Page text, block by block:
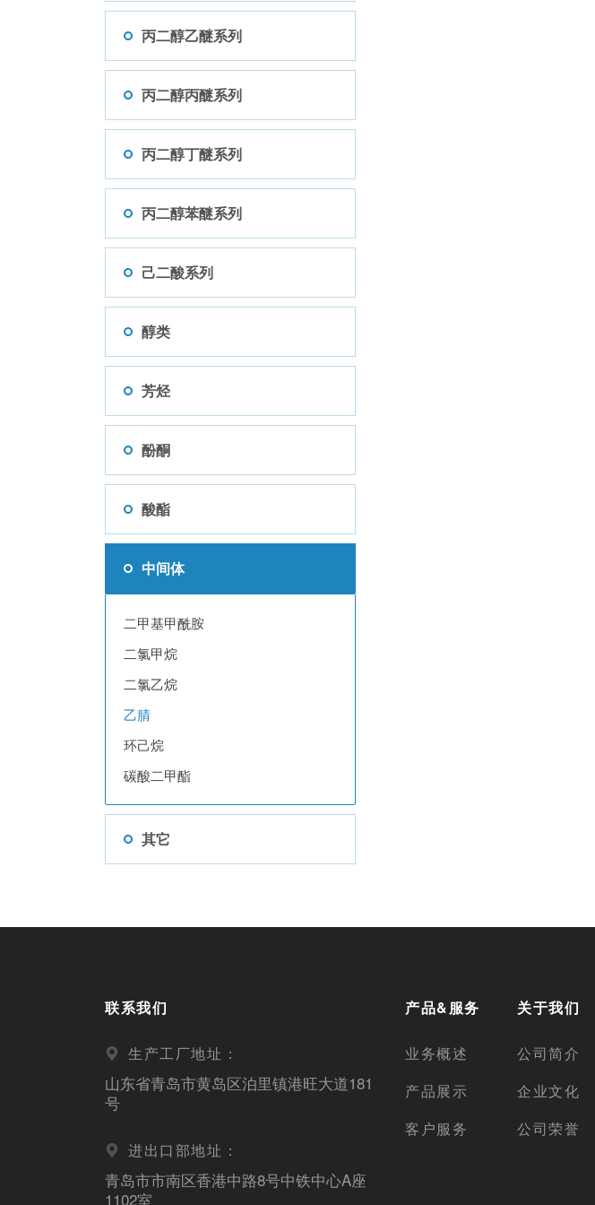
丙二醇乙醚系列
丙二醇丙醚系列
丙二醇丁醚系列
丙二醇苯醚系列
己二酸系列
醇类
芳烃
酚酮
酸酯
中间体
二甲基甲酰胺
二氯甲烷
二氯乙烷
乙腈
环己烷
碳酸二甲酯
其它
联系我们
生产工厂地址：
山东省青岛市黄岛区泊里镇港旺大道181
号
进出口部地址：
青岛市市南区香港中路8号中铁中心A座
1102室
产品&服务
业务概述
产品展示
客户服务
关于我们
公司简介
企业文化
公司荣誉